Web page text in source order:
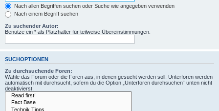
Nach allen Begriffen suchen oder Suche wie angegeben verwenden
Nach einem Begriff suchen
Zu suchender Autor:
Benutze ein * als Platzhalter für teilweise Übereinstimmungen.
SUCHOPTIONEN
Zu durchsuchende Foren:
Wähle das Forum oder die Foren aus, in denen gesucht werden soll. Unterforen werden
automatisch mit durchsucht, sofern du die Option „Unterforen durchsuchen“ unten nicht
deaktivierst.